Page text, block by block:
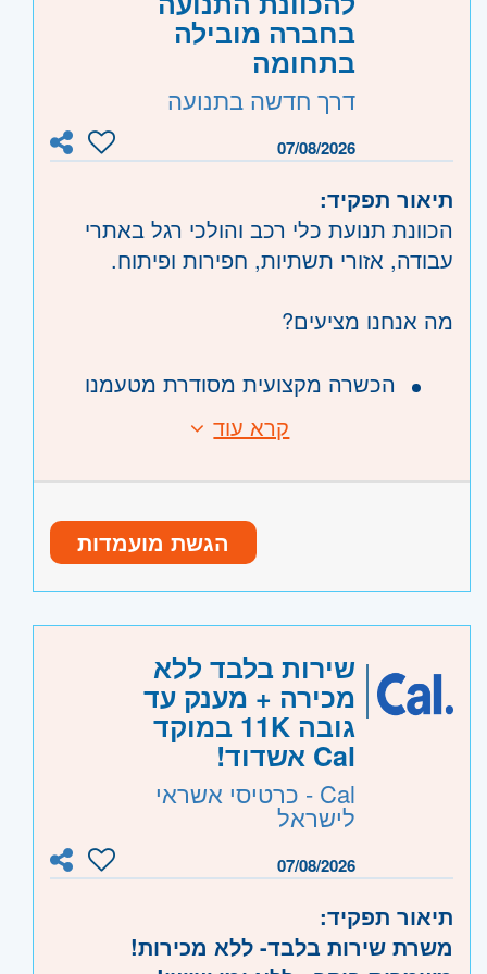
- תל אביב, פתח תקווה, רמת גן
וגבעתיים, בקעת אונו וגבעת שמואל, חולון
- רעננה, כפר סבא והוד השרון
- ראשון לציון ונס- ציונה, רמלה לוד
בחברה מובילה
בתחומה
דרך חדשה בתנועה
07/08/2026
תיאור תפקיד:
הכוונת תנועת כלי רכב והולכי רגל באתרי
עבודה, אזורי תשתיות, חפירות ופיתוח.
מה אנחנו מציעים?
הכשרה מקצועית מסודרת מטעמנו
מענקים שווים
דרישות:
רישיון נהיגה בתוקף
ללא עבר פלילי/תעבורתי
קוד משרה:JB-00168
- תל אביב, פתח תקווה, רמת גן
וגבעתיים, בקעת אונו וגבעת שמואל, חולון
ובת-ים, מודיעין, שוהם
- נתניה ועמק חפר, רעננה, כפר סבא
והוד השרון, ראש העין, הרצליה ורמת השרון
השפלה - ראשון לציון ונס- ציונה, רמלה לוד,
רחובות, יבנה
קרא עוד
הגשת מועמדות
שירות בלבד ללא
מכירה + מענק עד
גובה 11K במוקד
Cal אשדוד!
Cal - כרטיסי אשראי
לישראל
07/08/2026
תיאור תפקיד:
משרת שירות בלבד- ללא מכירות!